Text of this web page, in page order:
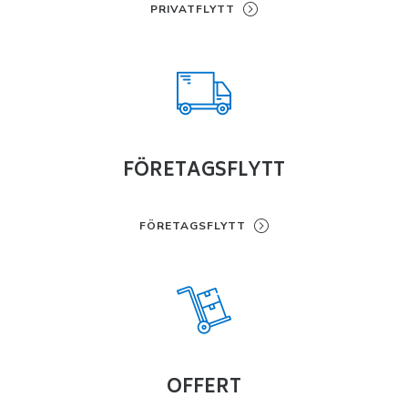
PRIVATFLYTT
FÖRETAGSFLYTT
FÖRETAGSFLYTT
OFFERT